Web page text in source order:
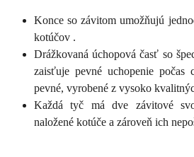
Konce so závitom umožňujú
kotúčov .
Drážkovaná úchopová časť so
zaisťuje pevné uchopenie
pevné, vyrobené z vysoko
Každá tyč má dve závitové
naložené kotúče a zároveň ich